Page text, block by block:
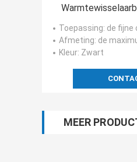
3.1
Toepassing: de fijne chemische industrie,
Afmeting: de maximumdiameter van het blok van de
Kleur: Zwart
MEER